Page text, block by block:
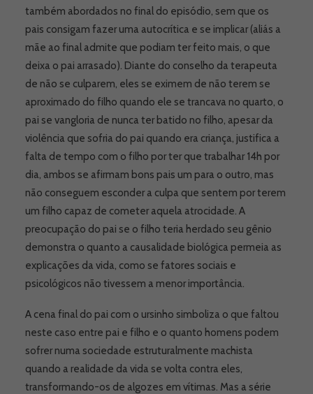
também abordados no final do episódio, sem que os
pais consigam fazer uma autocrítica e se implicar (aliás a
mãe ao final admite que podiam ter feito mais, o que
deixa o pai arrasado). Diante do conselho da terapeuta
de não se culparem, eles se eximem de não terem se
aproximado do filho quando ele se trancava no quarto, o
pai se vangloria de nunca ter batido no filho, apesar da
violência que sofria do pai quando era criança, justifica a
falta de tempo com o filho por ter que trabalhar 14h por
dia, ambos se afirmam bons pais um para o outro, mas
não conseguem esconder a culpa que sentem por terem
um filho capaz de cometer aquela atrocidade. A
preocupação do pai se o filho teria herdado seu gênio
demonstra o quanto a causalidade biológica permeia as
explicações da vida, como se fatores sociais e
psicológicos não tivessem a menor importância.
A cena final do pai com o ursinho simboliza o que faltou
neste caso entre pai e filho e o quanto homens podem
sofrer numa sociedade estruturalmente machista
quando a realidade da vida se volta contra eles,
transformando-os de algozes em vítimas. Mas a série